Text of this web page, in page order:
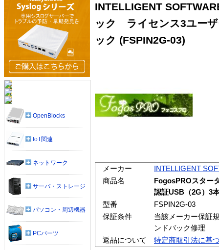
INTELLIGENT
ック ライセンス3ユーザ
ック (FSPIN2G-03)
メーカー
INTELLIGENT
商品名
FogosPROスター
認証USB（2G）3
型番
FSPIN2G-03
保証条件
当該メーカー保証
ンドバック修理
返品について
特定商取引法に基
OpenBlocks
IoT関連
ネットワーク
サーバ・ストレージ
パソコン・周辺機器
PCパーツ